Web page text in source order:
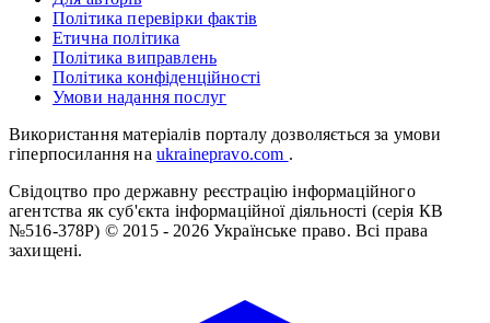
Політика перевірки фактів
Етична політика
Політика виправлень
Політика конфіденційності
Умови надання послуг
Використання матеріалів порталу дозволяється за умови
гіперпосилання на ukrainepravo.com .
Свідоцтво про державну реєстрацію інформаційного
агентства як суб'єкта інформаційної діяльності (серія КВ
№516-378Р) © 2015 - 2026 Українське право. Всі права
захищені.